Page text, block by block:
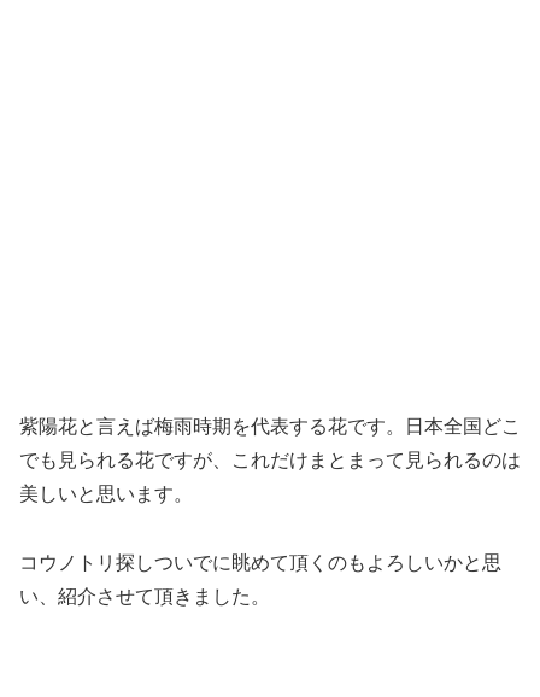
紫陽花と言えば梅雨時期を代表する花です。日本全国どこ
でも見られる花ですが、これだけまとまって見られるのは
美しいと思います。
コウノトリ探しついでに眺めて頂くのもよろしいかと思
い、紹介させて頂きました。